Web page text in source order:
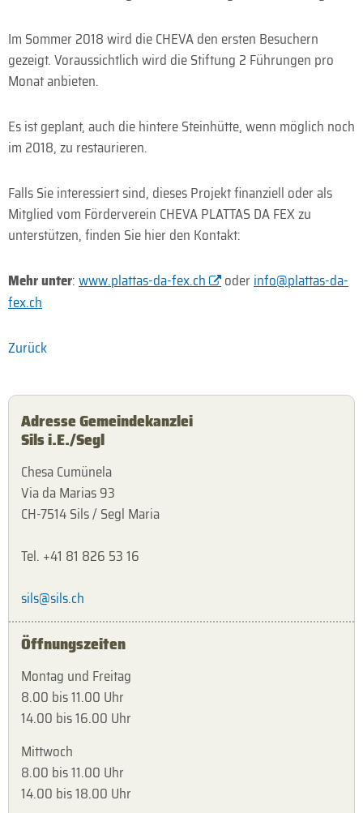
Im Sommer 2018 wird die CHEVA den ersten Besuchern
gezeigt. Voraussichtlich wird die Stiftung 2 Führungen pro
Monat anbieten.
Es ist geplant, auch die hintere Steinhütte, wenn möglich noch
im 2018, zu restaurieren.
Falls Sie interessiert sind, dieses Projekt finanziell oder als
Mitglied vom Förderverein CHEVA PLATTAS DA FEX zu
unterstützen, finden Sie hier den Kontakt:
Mehr unter:www.plattas-da-fex.ch oder info@plattas-da-
fex.ch
Zurück
Adresse Gemeindekanzlei
Sils i.E./Segl
Chesa Cumünela
Via da Marias 93
CH-7514 Sils / Segl Maria
Tel. +41 81 826 53 16
sils@sils.ch
Öffnungszeiten
Montag und Freitag
8.00 bis 11.00 Uhr
14.00 bis 16.00 Uhr
Mittwoch
8.00 bis 11.00 Uhr
14.00 bis 18.00 Uhr